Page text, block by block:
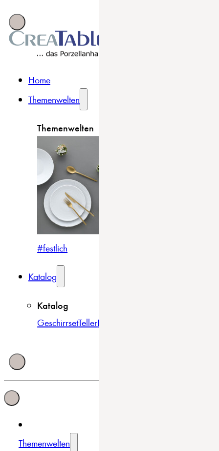
Home
Themenwelten
Themenwelten
#festlich
Katalog
Katalog
GeschirrsetTellerBowls & Schüsseln
Themenwelten